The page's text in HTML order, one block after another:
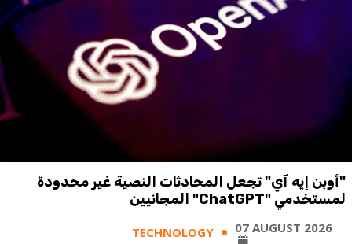
"أوبن إيه آي" تجعل المحادثات النصية غير محدودة
لمستخدمي "ChatGPT" المجانيين
TECHNOLOGY 07 AUGUST 2026